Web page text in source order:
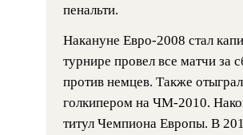
пенальти.
Накануне Евро-2008 стал
турнире провел все матчи
против немцев. Также
голкипером на ЧМ-2010.
титул Чемпиона Европы. В